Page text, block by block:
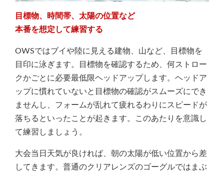
目標物、時間帯、太陽の位置など
本番を想定して練習する
OWSではブイや陸に見える建物、山など、目標物を
目印に泳ぎます。目標物を確認するため、何ストロー
クかごとに必要最低限ヘッドアップします。ヘッドア
ップに慣れていないと目標物の確認がスムーズにでき
ませんし、フォームが乱れて疲れるわりにスピードが
落ちるといったことが起きます。このあたりを意識し
て練習しましょう。
大会当日天気が良ければ、朝の太陽が低い位置から差
してきます。普通のクリアレンズのゴーグルではまぶ